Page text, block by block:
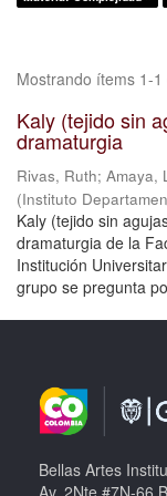
Mostrando ítems 1-1
Kaly (tejido sin
dramaturgia
Rivas, Ruth; Amaya,
(Instituto
Kaly (tejido sin
dramaturgia de la
Institución
grupo se pregunta
Bellas Artes
Av. 2Nte #7N-66